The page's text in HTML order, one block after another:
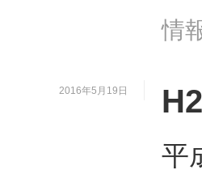
情
2016年5月19日
平